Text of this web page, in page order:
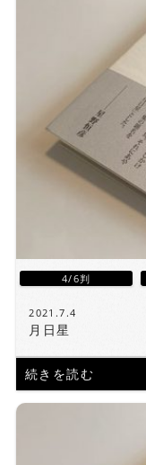
4/6判
2021.7.4
月日星
続きを読む